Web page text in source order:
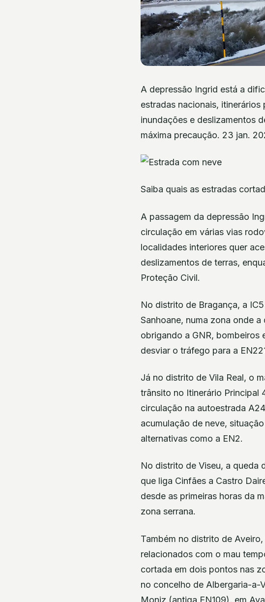
A depressão Ingrid está a
estradas nacionais,
inundações e deslizamentos
máxima precaução. 23 jan.
Saiba quais as estradas
A passagem da depressão
circulação em várias vias
localidades interiores quer
deslizamentos de terras,
Proteção Civil.
No distrito de Bragança, a
Sanhoane, numa zona onde
obrigando a GNR, bombeiros
desviar o tráfego para a
Já no distrito de Vila Real, o
trânsito no Itinerário Principal
circulação na autoestrada
acumulação de neve,
alternativas como a EN2.
No distrito de Viseu, a queda
que liga Cinfães a Castro
desde as primeiras horas da
zona serrana.
Também no distrito de
relacionados com o mau
cortada em dois pontos nas
no concelho de Albergaria-a-
Moniz (antiga EN109), em